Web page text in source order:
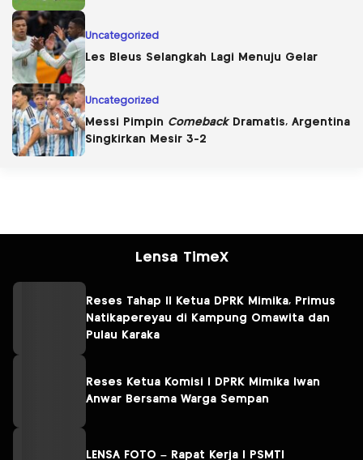
Uncategorized
Les Bleus Selangkah Lagi Menuju Gelar
Uncategorized
Messi Pimpin ComebackDramatis, Argentina
Singkirkan Mesir 3-2
Lensa TimeX
Reses Tahap II Ketua DPRK Mimika, Primus
Natikapereyau di Kampung Omawita dan
Pulau Karaka
Reses Ketua Komisi I DPRK Mimika Iwan
Anwar Bersama Warga Sempan
LENSA FOTO – Rapat Kerja I PSMTI